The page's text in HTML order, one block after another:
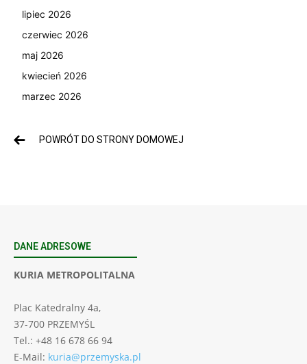
lipiec 2026
czerwiec 2026
maj 2026
kwiecień 2026
marzec 2026
POWRÓT DO STRONY DOMOWEJ
DANE ADRESOWE
KURIA METROPOLITALNA
Plac Katedralny 4a,
37-700 PRZEMYŚL
Tel.: +48 16 678 66 94
E-Mail: kuria@przemyska.pl